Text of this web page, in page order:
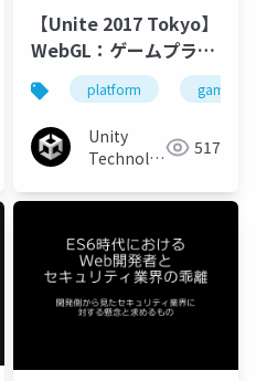
security
【Unite 2017 Tokyo】
WebGL：ゲームプラッ
トフォームとしての
Webと現在と未来
platform game
Unity
Technologies 517